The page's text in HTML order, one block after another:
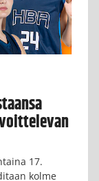
17.
kolme